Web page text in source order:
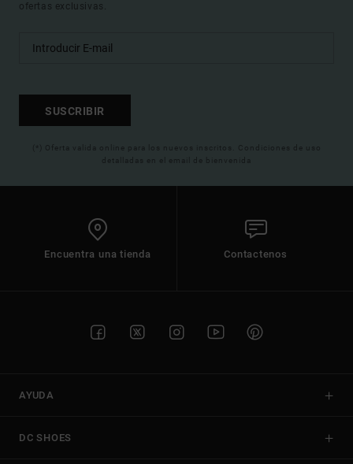
ofertas exclusivas.
SUSCRIBIR
(*) Oferta valida online para los nuevos inscritos. Condiciones de uso
detalladas en el email de bienvenida
Encuentra una tienda Contactenos
AYUDA
DC SHOES